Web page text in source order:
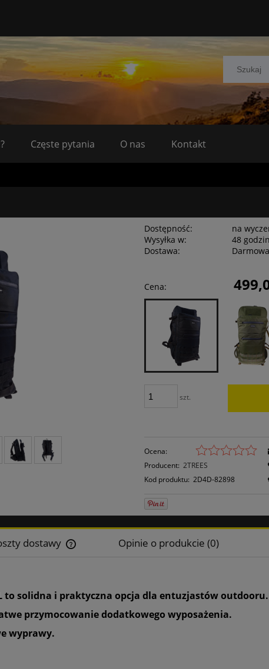
Częste pytania O nas Kontakt
Dostępność:
na
Wysyłka w:
48
Dostawa:
płatnościCena:
szt.
Ocena:
Producent: 2TREES
Kod produktu: 2D4D-82898
dostawy Opinie o produkcie (0)
to solidna i praktyczna opcja dla entuzjastów
przymocowanie dodatkowego wyposażenia.
wyprawy.